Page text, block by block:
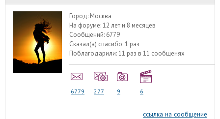
Город: Москва
На форуме:12 лет и 8 месяцев
Сообщений: 6779
Сказал(а) спасибо:1 раз
Поблагодарили:11 раз в 11 сообщенях
6779 277 9 6
ссылка на сообщение